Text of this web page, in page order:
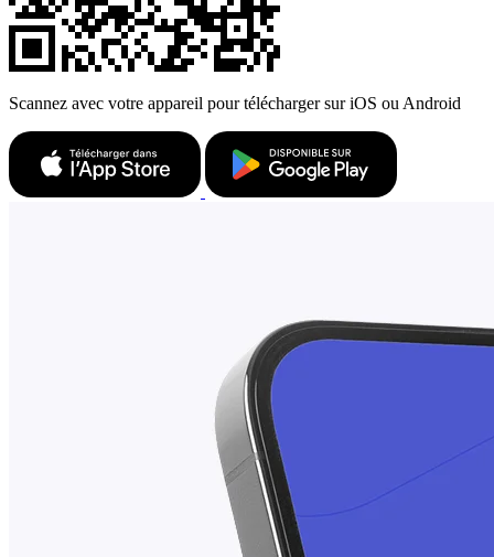
Scannez avec votre appareil pour télécharger sur iOS ou Android